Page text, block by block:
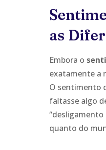
as
Embora o
exatamente a
O sentimento
faltasse algo
quanto do